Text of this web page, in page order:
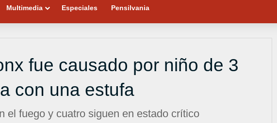
Multimedia Especiales Pensilvania
fue causado por niño de 3
con una estufa
el fuego y cuatro siguen en estado crítico